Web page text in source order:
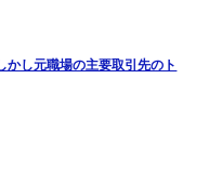
かし元職場の主要取引先のト